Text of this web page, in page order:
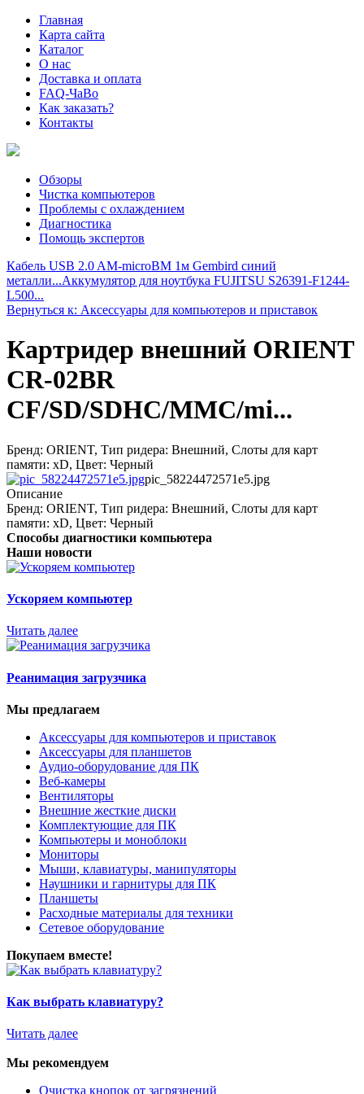
Главная
Карта сайта
Каталог
О нас
Доставка и оплата
FAQ-ЧаВо
Как заказать?
Контакты
Обзоры
Чистка компьютеров
Проблемы с охлаждением
Диагностика
Помощь экспертов
Кабель USB 2.0 AM-microBM 1м Gembird синий
металли...Аккумулятор для ноутбука FUJITSU S26391-F1244-
L500...
Вернуться к: Аксессуары для компьютеров и приставок
Картридер внешний ORIENT
CR-02BR
CF/SD/SDHC/MMC/mi...
Бренд: ORIENT, Тип ридера: Внешний, Слоты для карт
памяти: xD, Цвет: Черный
pic_58224472571e5.jpg
Описание
Бренд: ORIENT, Тип ридера: Внешний, Слоты для карт
памяти: xD, Цвет: Черный
Способы диагностики компьютера
Наши новости
Ускоряем компьютер
Читать далее
Реанимация загрузчика
Мы предлагаем
Аксессуары для компьютеров и приставок
Аксессуары для планшетов
Аудио-оборудование для ПК
Веб-камеры
Вентиляторы
Внешние жесткие диски
Комплектующие для ПК
Компьютеры и моноблоки
Мониторы
Мыши, клавиатуры, манипуляторы
Наушники и гарнитуры для ПК
Планшеты
Расходные материалы для техники
Сетевое оборудование
Покупаем вместе!
Как выбрать клавиатуру?
Читать далее
Мы рекомендуем
Очистка кнопок от загрязнений